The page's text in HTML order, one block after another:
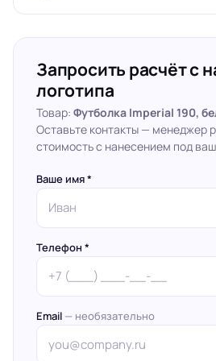
Запросить расчёт с
логотипа
Товар: Футболка Imperial 190,
Оставьте контакты — менеджер
стоимость с нанесением под
Ваше имя *
Телефон *
Email — необязательно